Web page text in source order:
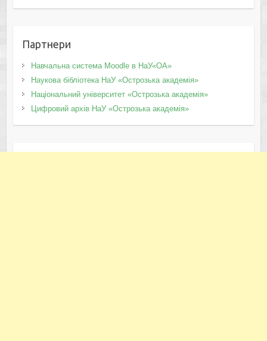
Партнери
Навчальна система Moodle в НаУ«ОА»
Наукова бібліотека НаУ «Острозька академія»
Національний університет «Острозька академія»
Цифровий архів НаУ «Острозька академія»